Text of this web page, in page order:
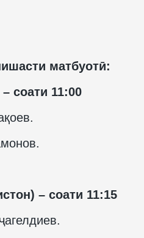
матбуотӣ:
соати 11:00
– соати 11:15